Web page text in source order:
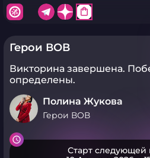
shopping_bag
Герои ВОВ
Викторина завершена.
определены.
Полина Жукова
Герои ВОВ
Старт следующей